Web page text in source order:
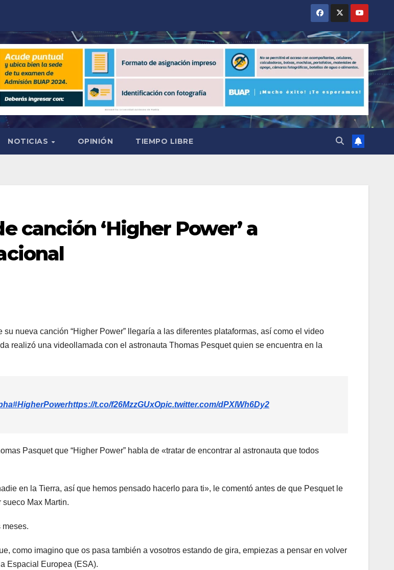
NOTICIAS OPINIÓN TIEMPO LIBRE
canción ‘Higher Power’ a
nueva canción “Higher Power” llegaría a las diferentes plataformas, así como el video
realizó una videollamada con el astronauta Thomas Pesquet quien se encuentra en la
#HigherPowerhttps://t.co/f26MzzGUxOpic.twitter.com/dPXlWh6Dy2
Pasquet que “Higher Power” habla de «tratar de encontrar al astronauta que todos
en la Tierra, así que hemos pensado hacerlo para ti», le comentó antes de que Pesquet le
Max Martin.
meses.
como imagino que os pasa también a vosotros estando de gira, empiezas a pensar en volver
Espacial Europea (ESA).